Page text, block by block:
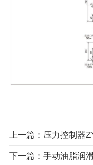
上一篇：压力控制器
下一篇：手动油脂润